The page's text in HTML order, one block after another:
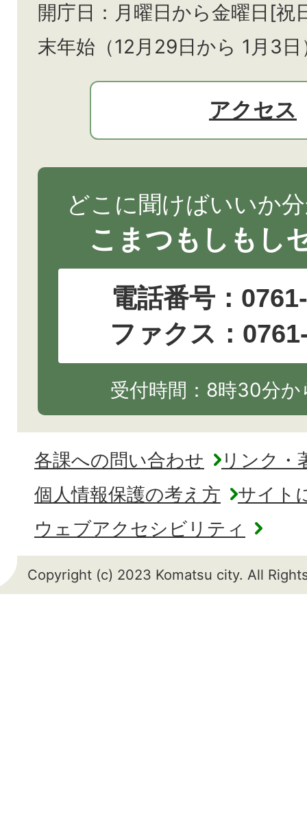
開庁日：月曜日から金曜日[祝
末年始（12月29日から 1月3
アクセス
どこに聞けばいいか
こまつもしもし
電話番号：
ファクス：
受付時間：8時30分
各課への問い合わせ
リンク・
個人情報保護の考え方
サイト
ウェブアクセシビリティ
Copyright (c) 2023 Komatsu city. All